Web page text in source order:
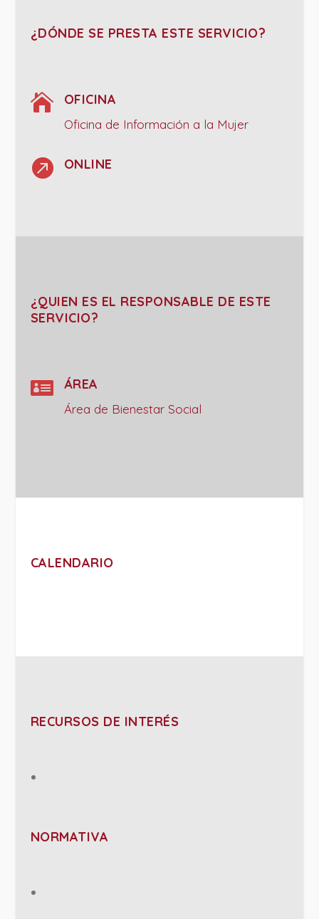
¿DÓNDE SE PRESTA ESTE SERVICIO?
 OFICINA
Oficina de Información a la Mujer
 ONLINE
¿QUIEN ES EL RESPONSABLE DE ESTE
SERVICIO?
 ÁREA
Área de Bienestar Social
CALENDARIO
RECURSOS DE INTERÉS
NORMATIVA